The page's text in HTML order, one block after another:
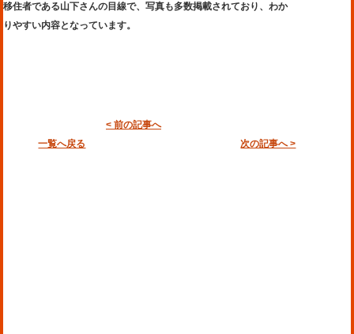
移住者である山下さんの目線で、写真も多数掲載されており、わか
りやすい内容となっています。
< 前の記事へ
一覧へ戻る
次の記事へ >